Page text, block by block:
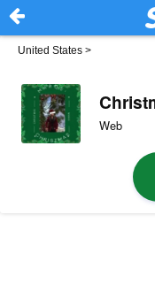
United States >
Web